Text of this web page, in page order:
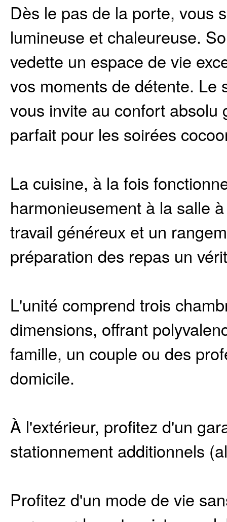
Dès le pas de la porte, vous
lumineuse et chaleureuse.
vedette un espace de vie
vos moments de détente. Le
vous invite au confort absolu
parfait pour les soirées
La cuisine, à la fois
harmonieusement à la salle
travail généreux et un
préparation des repas un
L'unité comprend trois
dimensions, offrant
famille, un couple ou des
domicile.
À l'extérieur, profitez d'un
stationnement additionnels
Profitez d'un mode de vie